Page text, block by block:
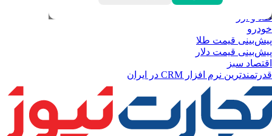
داغ‌ترین‌های اقتصادی
طلا و ارز
خودرو
پیش‌بینی قیمت طلا
پیش‌بینی قیمت دلار
اقتصاد سبز
قدرتمندترین نرم‌ افزار CRM در ایران